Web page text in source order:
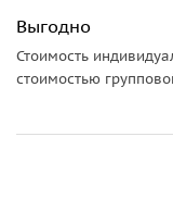
С гидом Надеждой
сосредоточена
Выгодно
Стоимость
стоимостью